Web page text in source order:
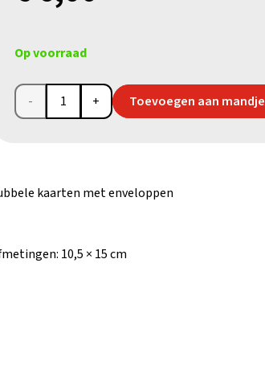
Op voorraad
Set
klassiek
Toevoegen aan mandje
kaarten met enveloppen
10,5 × 15 cm